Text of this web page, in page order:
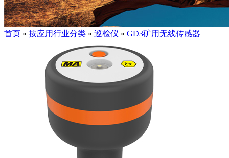
首页 » 按应用行业分类 » 巡检仪 » GD3矿用无线传感器